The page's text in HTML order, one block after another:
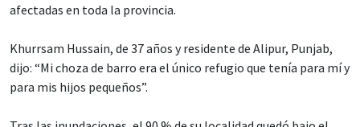
afectadas en toda la provincia.
Khurrsam Hussain, de 37 años y residente de Alipur, Punjab,
dijo: “Mi choza de barro era el único refugio que tenía para mí y
para mis hijos pequeños”.